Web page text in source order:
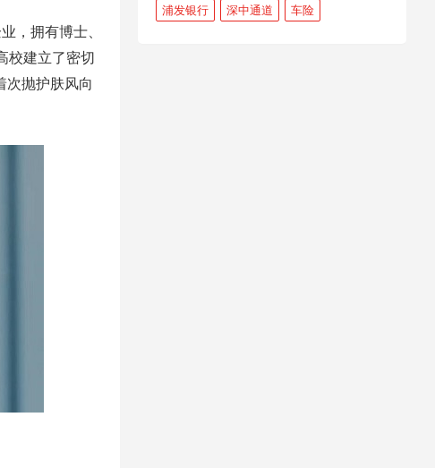
，拥有博士、
校建立了密切
次抛护肤风向
浦发银行 深中通道 车险